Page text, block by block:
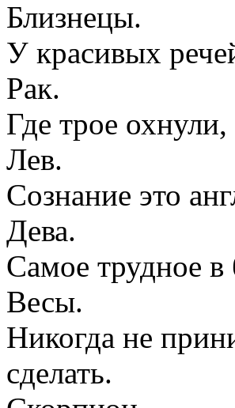
Близнецы.
У красивых
Рак.
Где трое
Лев.
Сознание это
Дева.
Самое трудное в
Весы.
Никогда не
сделать.